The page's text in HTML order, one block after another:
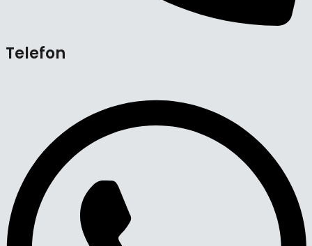
Telefon